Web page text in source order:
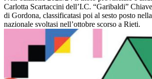
Carlotta Scartaccini dell’I.C. “Garibaldi”
di Gordona, classificatasi poi al sesto posto
nazionale svoltasi nell’ottobre scorso a Rieti.